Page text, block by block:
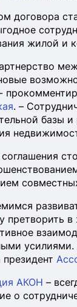
договора
жилой и
. –
базы
претворить
усилиями.
АКОН –
о